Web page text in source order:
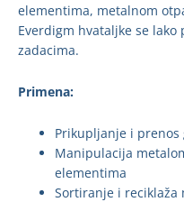
elementima, metalnom
Everdigm hvataljke se
zadacima.
Primena:
Prikupljanje i prenos
Manipulacija
elementima
Sortiranje i